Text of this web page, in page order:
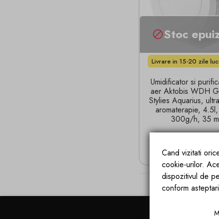
Stoc
Livrare in 15-20 zile
Umidificator si
aer Aktobis WDH
Stylies Aquarius,
aromaterapie,
300g/h, 35
Cand vizitati
cookie-urilor.
dispozitivul de
conform